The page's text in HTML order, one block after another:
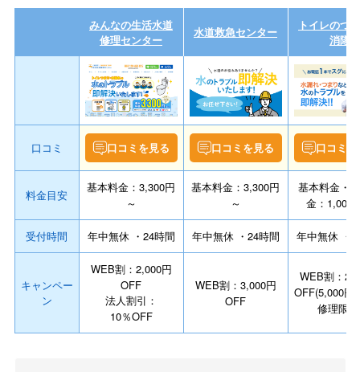
みんなの生活水道
修理センター
水道救急センター
トイレのつ
消隊
口コミ 口コミを見る 口コミを見る 口コミ
料金目安
基本料金：3,300円
～
基本料金：3,300円
～
基本料金・
金：1,000
受付時間 年中無休 ・24時間 年中無休 ・24時間 年中無休 ・
キャンペー
ン
WEB割：2,000円
OFF
法人割引：
10％OFF
WEB割：3,000円
OFF
WEB割：
OFF(5,000円
修理限